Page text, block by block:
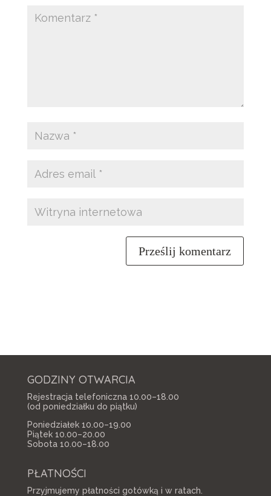
Prześlij komentarz
GODZINY OTWARCIA
Rejestracja telefoniczna 10.00–18.00
(od poniedziałku do piątku)
Poniedziałek 10.00–19.00
Piątek 10.00–20.00
Sobota 10.00–18.00
PŁATNOŚCI
Przyjmujemy płatności gotówką i w ratach.